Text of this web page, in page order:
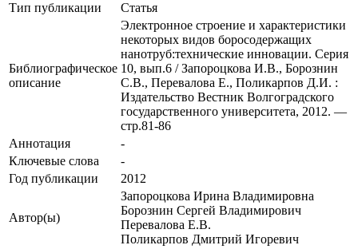
Тип публикации
Статья
Библиографическое
описание
Электронное строение и характеристики
некоторых видов боросодержащих
нанотруб:технические инновации. Серия
10, вып.6 / Запороцкова И.В., Борознин
С.В., Перевалова Е., Поликарпов Д.И. :
Издательство Вестник Волгоградского
государственного университета, 2012. —
стр.81-86
Аннотация
-
Ключевые cлова
-
Год публикации
2012
Автор(ы)
Запороцкова Ирина Владимировна
Борознин Сергей Владимирович
Перевалова Е.В.
Поликарпов Дмитрий Игоревич